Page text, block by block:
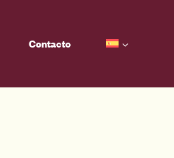
Contacto